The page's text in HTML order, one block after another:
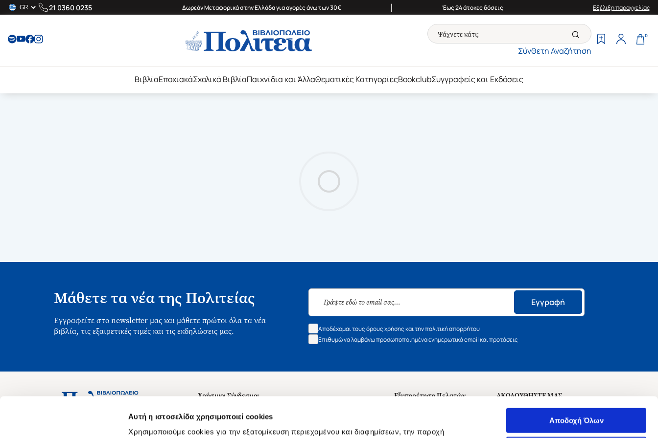
Αυτή η ιστοσελίδα χρησιμοποιεί cookies
Χρησιμοποιούμε cookies για την εξατομίκευση περιεχομένου και διαφημίσεων, την παροχή
Αποδοχή Όλων
21 0360 0235 Δωρεάν Μεταφορικά στην Ελλάδα για αγορές άνω των 30€ | Έως 24 άτοκες δόσεις Εξέλιξη παραγγελίας
Σύνθετη Αναζήτηση
0
ΒιβλίαΕποχιακάΣχολικά ΒιβλίαΠαιχνίδια και ΆλλαΘεματικές ΚατηγορίεςBookclubΣυγγραφείς και Εκδόσεις
Μάθετε τα νέα της Πολιτείας
Εγγραφείτε στο newsletter μας και μάθετε πρώτοι όλα τα νέα
βιβλία, τις εξαιρετικές τιμές και τις εκδηλώσεις μας.
Εγγραφή
Αποδέχομαι τους όρους χρήσης και την πολιτική απορρήτου
Επιθυμώ να λαμβάνω προσωποποιημένα ενημερωτικά email και προτάσεις
Ασκληπιού 1-3, Αθήνα 106 79
Χρήσιμοι Σύνδεσμοι
Σχετικά με εμάς
Θέσεις Εργασίας
Εξυπηρέτηση Πελατών
ΑΚΟΛΟΥΘΗΣΤΕ ΜΑΣ